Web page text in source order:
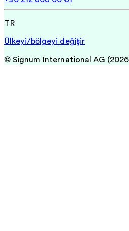
TR
Ülkeyi/bölgeyi değiştir
© Signum International AG